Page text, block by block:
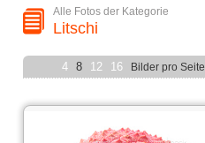
Alle Fotos der Kategorie
Litschi
4 8 12 16 Bilder pro Seite